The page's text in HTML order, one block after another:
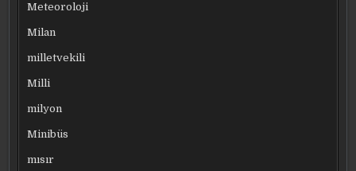
Meteoroloji
Milan
milletvekili
Milli
milyon
Minibüs
mısır